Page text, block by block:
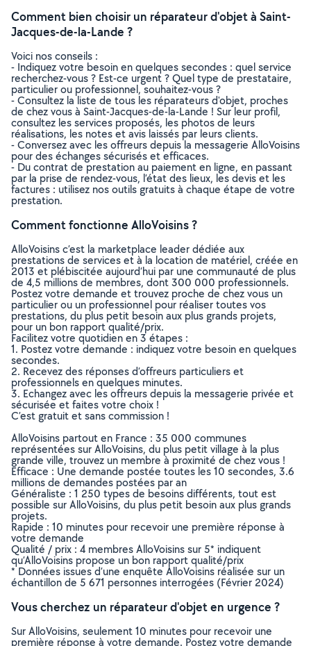
Comment bien choisir un réparateur d'objet à Saint-
Jacques-de-la-Lande ?
Voici nos conseils :
- Indiquez votre besoin en quelques secondes : quel service
recherchez-vous ? Est-ce urgent ? Quel type de prestataire,
particulier ou professionnel, souhaitez-vous ?
- Consultez la liste de tous les réparateurs d'objet, proches
de chez vous à Saint-Jacques-de-la-Lande ! Sur leur profil,
consultez les services proposés, les photos de leurs
réalisations, les notes et avis laissés par leurs clients.
- Conversez avec les offreurs depuis la messagerie AlloVoisins
pour des échanges sécurisés et efficaces.
- Du contrat de prestation au paiement en ligne, en passant
par la prise de rendez-vous, l’état des lieux, les devis et les
factures : utilisez nos outils gratuits à chaque étape de votre
prestation.
Comment fonctionne AlloVoisins ?
AlloVoisins c’est la marketplace leader dédiée aux
prestations de services et à la location de matériel, créée en
2013 et plébiscitée aujourd’hui par une communauté de plus
de 4,5 millions de membres, dont 300 000 professionnels.
Postez votre demande et trouvez proche de chez vous un
particulier ou un professionnel pour réaliser toutes vos
prestations, du plus petit besoin aux plus grands projets,
pour un bon rapport qualité/prix.
Facilitez votre quotidien en 3 étapes :
1. Postez votre demande : indiquez votre besoin en quelques
secondes.
2. Recevez des réponses d’offreurs particuliers et
professionnels en quelques minutes.
3. Echangez avec les offreurs depuis la messagerie privée et
sécurisée et faites votre choix !
C’est gratuit et sans commission !
AlloVoisins partout en France : 35 000 communes
représentées sur AlloVoisins, du plus petit village à la plus
grande ville, trouvez un membre à proximité de chez vous !
Efficace : Une demande postée toutes les 10 secondes, 3.6
millions de demandes postées par an
Généraliste : 1 250 types de besoins différents, tout est
possible sur AlloVoisins, du plus petit besoin aux plus grands
projets.
Rapide : 10 minutes pour recevoir une première réponse à
votre demande
Qualité / prix : 4 membres AlloVoisins sur 5* indiquent
qu’AlloVoisins propose un bon rapport qualité/prix
* Données issues d’une enquête AlloVoisins réalisée sur un
échantillon de 5 671 personnes interrogées (Février 2024)
Vous cherchez un réparateur d'objet en urgence ?
Sur AlloVoisins, seulement 10 minutes pour recevoir une
première réponse à votre demande. Postez votre demande